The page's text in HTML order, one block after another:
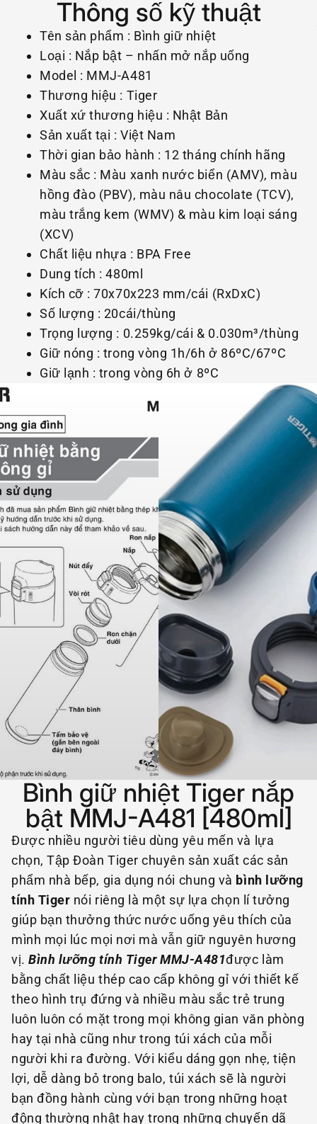
Thông số kỹ thuật
Tên sản phẩm : Bình giữ nhiệt
Loại : Nắp bật – nhấn mở nắp uống
Model : MMJ-A481
Thương hiệu : Tiger
Xuất xứ thương hiệu : Nhật Bản
Sản xuất tại : Việt Nam
Thời gian bảo hành : 12 tháng chính hãng
Màu sắc : Màu xanh nước biển (AMV), màu
hồng đào (PBV), màu nâu chocolate (TCV),
màu trắng kem (WMV) & màu kim loại sáng
(XCV)
Chất liệu nhựa : BPA Free
Dung tích : 480ml
Kích cỡ : 70x70x223 mm/cái (RxDxC)
Số lượng : 20cái/thùng
Trọng lượng : 0.259kg/cái & 0.030m³/thùng
Giữ nóng : trong vòng 1h/6h ở 86ºC/67ºC
Giữ lạnh : trong vòng 6h ở 8ºC
Bình giữ nhiệt Tiger nắp
bật MMJ-A481 [480ml]
Được nhiều người tiêu dùng yêu mến và lựa
chọn, Tập Đoàn Tiger chuyên sản xuất các sản
phẩm nhà bếp, gia dụng nói chung và bình lưỡng
tính Tiger nói riêng là một sự lựa chọn lí tưởng
giúp bạn thưởng thức nước uống yêu thích của
mình mọi lúc mọi nơi mà vẫn giữ nguyên hương
vị.Bình lưỡng tính Tiger MMJ-A481được làm
bằng chất liệu thép cao cấp không gỉ với thiết kế
theo hình trụ đứng và nhiều màu sắc trẻ trung
luôn luôn có mặt trong mọi không gian văn phòng
hay tại nhà cũng như trong túi xách của mỗi
người khi ra đường. Với kiểu dáng gọn nhẹ, tiện
lợi, dễ dàng bỏ trong balo, túi xách sẽ là người
bạn đồng hành cùng với bạn trong những hoạt
động thường nhật hay trong những chuyến dã